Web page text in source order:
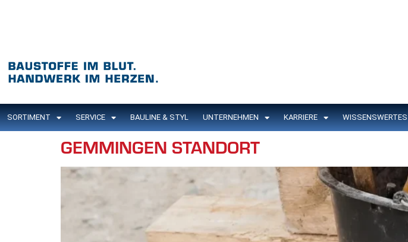
SORTIMENT SERVICE BAULINE & STYL UNTERNEHMEN KARRIERE WISSENSWERTES
GEMMINGEN STANDORT